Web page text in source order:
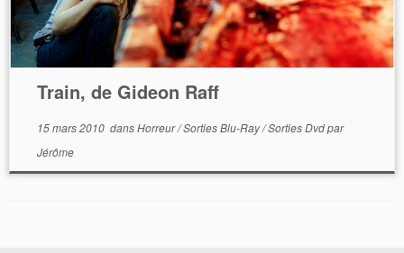
Train, de Gideon Raff
15 mars 2010dansHorreur/Sorties Blu-Ray/Sorties Dvdpar
Jérôme